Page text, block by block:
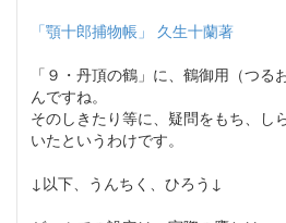
「顎十郎捕物帳」 久生十蘭著
「９・丹頂の鶴」に、鶴御用（つる
んですね。
そのしきたり等に、疑問をもち、し
いたというわけです。
↓以下、うんちく、ひろう↓